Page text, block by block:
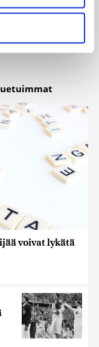
ja miten
vain
ja analytiikka-
käytät
näitä
heille tai joita on
Tietoja
voivat lykätä